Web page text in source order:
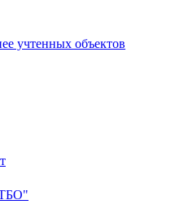
учтенных объектов